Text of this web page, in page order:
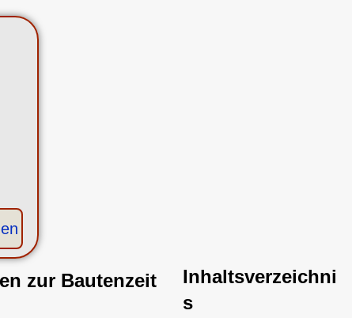
zur Bautenzeit
Inhaltsverzeichni
s